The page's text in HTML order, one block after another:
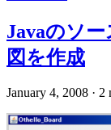
Javaのソ
図を作成
January 4, 2008 · 2